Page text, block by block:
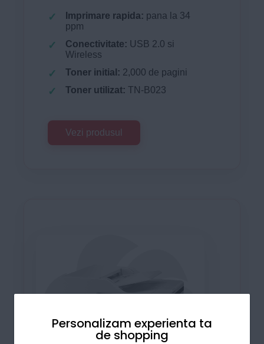
Personalizam experienta ta
de shopping
Imprimare rapida: pana la 34
ppm
Conectivitate: USB 2.0 si
Wireless
Toner initial: 2,000 de pagini
Toner utilizat: TN-B023
Vezi produsul